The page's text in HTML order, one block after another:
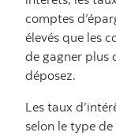
comptes
élevés que les
de gagner plus
déposez.
Les taux
selon le type